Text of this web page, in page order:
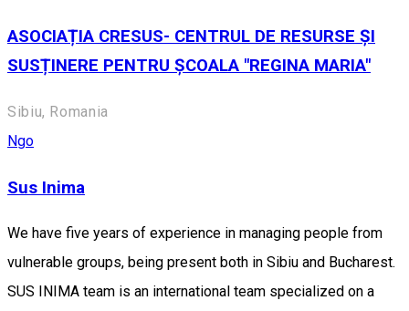
ASOCIAȚIA CRESUS- CENTRUL DE RESURSE ȘI
SUSȚINERE PENTRU ȘCOALA "REGINA MARIA"
Sibiu, Romania
Ngo
Sus Inima
We have five years of experience in managing people from
vulnerable groups, being present both in Sibiu and Bucharest.
SUS INIMA team is an international team specialized on a